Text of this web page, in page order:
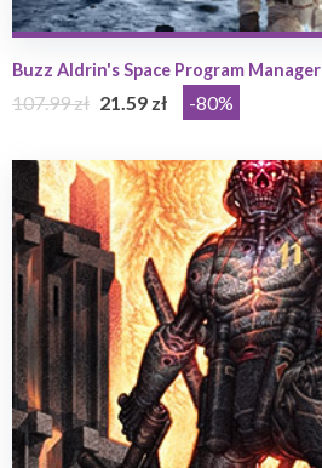
Buzz Aldrin's Space Program Manager
107.99 zł 21.59 zł -80%